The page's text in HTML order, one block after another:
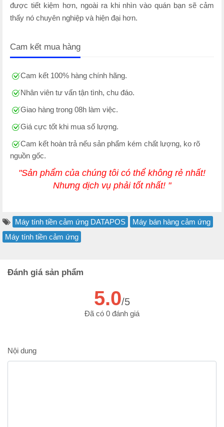
được tiết kiệm hơn, ngoài ra khi nhìn vào quán bạn sẽ cảm
thấy nó chuyên nghiệp và hiện đại hơn.
Cam kết mua hàng
Cam kết 100% hàng chính hãng.
Nhân viên tư vấn tận tình, chu đáo.
Giao hàng trong 08h làm việc.
Giá cực tốt khi mua số lượng.
Cam kết hoàn trả nếu sản phẩm kém chất lượng, ko rõ
nguồn gốc.
"Sản phẩm của chúng tôi có thể không rẻ nhất!
Nhưng dịch vụ phải tốt nhất! "
Máy tính tiền cảm ứng DATAPOS
Máy bán hàng cảm ứng
Máy tính tiền cảm ứng
Đánh giá sản phẩm
5.0/5
Đã có 0 đánh giá
Nội dung